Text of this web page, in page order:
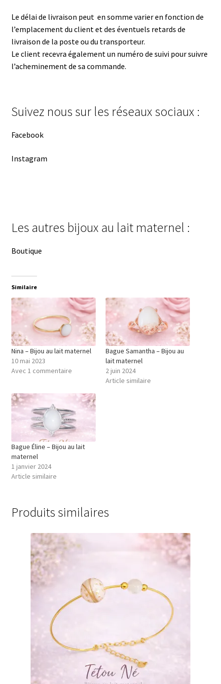
Le délai de livraison peut en somme varier en fonction de
l’emplacement du client et des éventuels retards de
livraison de la poste ou du transporteur.
Le client recevra également un numéro de suivi pour suivre
l’acheminement de sa commande.
Suivez nous sur les réseaux sociaux :
Facebook
Instagram
Les autres bijoux au lait maternel :
Boutique
Similaire
Nina – Bijou au lait maternel
10 mai 2023
Avec 1 commentaire
Bague Samantha – Bijou au
lait maternel
2 juin 2024
Article similaire
Bague Éline – Bijou au lait
maternel
1 janvier 2024
Article similaire
Produits similaires